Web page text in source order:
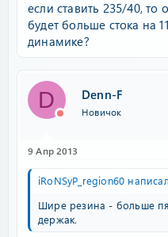
если ставить 235/40,
будет больше стока на
динамике?
D Denn-F
Новичок
9 Апр 2013
iRoNSyP_region60
Шире резина - больше
держак.